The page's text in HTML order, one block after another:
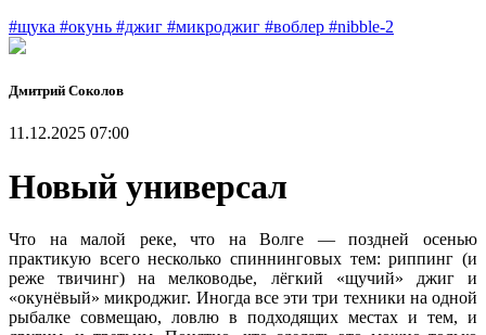
#щука #окунь #джиг #микроджиг #воблер #nibble-2
Дмитрий Соколов
11.12.2025 07:00
Новый универсал
Что на малой реке, что на Волге — поздней осенью
практикую всего несколько спиннинговых тем: риппинг (и
реже твичинг) на мелководье, лёгкий «щучий» джиг и
«окунёвый» микроджиг. Иногда все эти три техники на одной
рыбалке совмещаю, ловлю в подходящих местах и тем, и